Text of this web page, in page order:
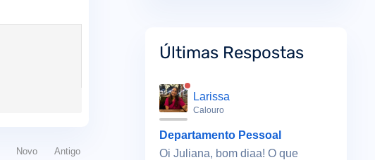
Novo Antigo
Últimas Respostas
Larissa
Calouro
Departamento Pessoal
Oi Juliana, bom diaa! O que